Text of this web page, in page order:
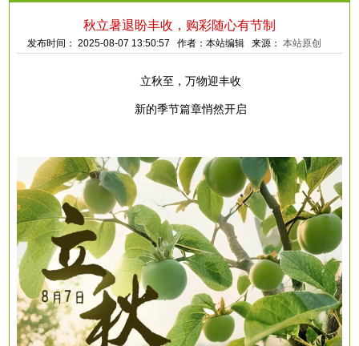
秋立暑退盼丰收，购彩随心有节制
发布时间： 2025-08-07 13:50:57 作者：本站编辑 来源：本站原创
立秋至，万物迎丰收
新的季节篇章悄然开启